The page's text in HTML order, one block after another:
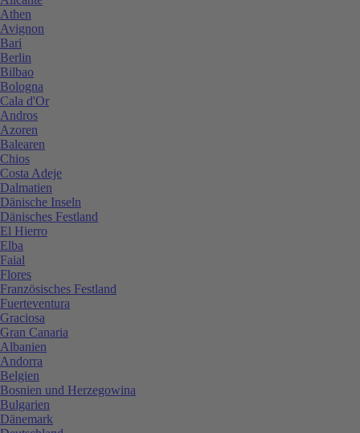
Athen
Avignon
Bari
Berlin
Bilbao
Bologna
Cala d'Or
Andros
Azoren
Balearen
Chios
Costa Adeje
Dalmatien
Dänische Inseln
Dänisches Festland
El Hierro
Elba
Faial
Flores
Französisches Festland
Fuerteventura
Graciosa
Gran Canaria
Albanien
Andorra
Belgien
Bosnien und Herzegowina
Bulgarien
Dänemark